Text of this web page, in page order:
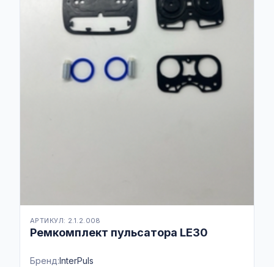
АРТИКУЛ: 2.1.2.008
Ремкомплект пульсатора LE30
Бренд:InterPuls